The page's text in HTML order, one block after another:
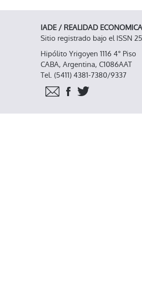
IADE / REALIDAD ECONOMICA
Sitio registrado bajo el ISSN
Hipólito Yrigoyen 1116 4° Piso
CABA, Argentina, C1086AAT
Tel. (5411) 4381-7380/9337